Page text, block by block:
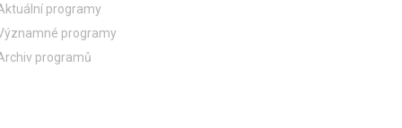
programy
programy
programů